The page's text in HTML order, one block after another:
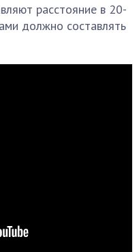
расстояние в 20-
должно составлять